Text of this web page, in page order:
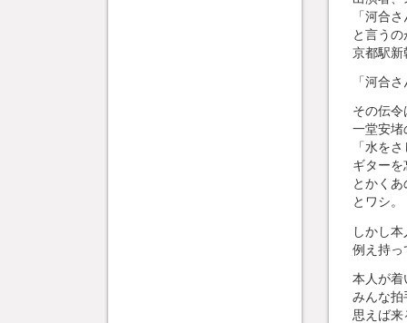
「河合
と言う
京都駅新
「河合
その伝
一堂安堵
「水を
ギター
とかく
とワシ。
しかし
例え持っ
本人が着
みんな拍
思えば